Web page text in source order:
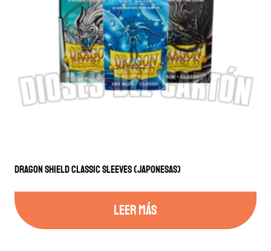
Dragon Shield Classic Sleeves (Japonesas)
LEER MÁS